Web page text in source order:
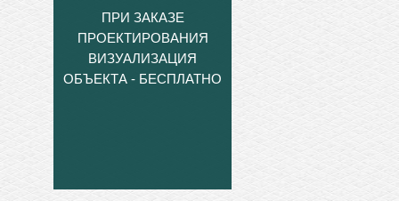
ПРИ ЗАКАЗЕ
ПРОЕКТИРОВАНИЯ
ВИЗУАЛИЗАЦИЯ
ОБЪЕКТА - БЕСПЛАТНО